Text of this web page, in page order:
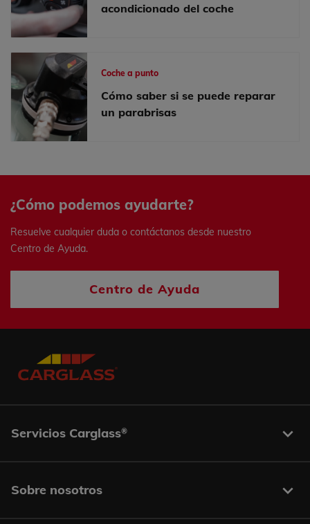
acondicionado del coche
Coche a punto
Cómo saber si se puede reparar
un parabrisas
¿Cómo podemos ayudarte?
Resuelve cualquier duda o contáctanos desde nuestro
Centro de Ayuda.
Centro de Ayuda
Servicios Carglass®
Sobre nosotros